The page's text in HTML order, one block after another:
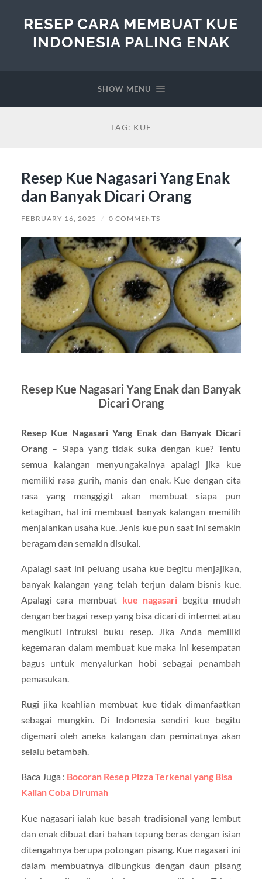
RESEP CARA MEMBUAT KUE
INDONESIA PALING ENAK
SHOW MENU
TAG: KUE
Resep Kue Nagasari Yang Enak
dan Banyak Dicari Orang
FEBRUARY 16, 2025 / 0 COMMENTS
Resep Kue Nagasari Yang Enak dan Banyak
Dicari Orang
Resep Kue Nagasari Yang Enak dan Banyak Dicari
Orang– Siapa yang tidak suka dengan kue? Tentu
semua kalangan menyungakainya apalagi jika kue
memiliki rasa gurih, manis dan enak. Kue dengan cita
rasa yang menggigit akan membuat siapa pun
ketagihan, hal ini membuat banyak kalangan memilih
menjalankan usaha kue. Jenis kue pun saat ini semakin
beragam dan semakin disukai.
Apalagi saat ini peluang usaha kue begitu menjajikan,
banyak kalangan yang telah terjun dalam bisnis kue.
Apalagi cara membuat kue nagasari begitu mudah
dengan berbagai resep yang bisa dicari di internet atau
mengikuti intruksi buku resep. Jika Anda memiliki
kegemaran dalam membuat kue maka ini kesempatan
bagus untuk menyalurkan hobi sebagai penambah
pemasukan.
Rugi jika keahlian membuat kue tidak dimanfaatkan
sebagai mungkin. Di Indonesia sendiri kue begitu
digemari oleh aneka kalangan dan peminatnya akan
selalu betambah.
Baca Juga : Bocoran Resep Pizza Terkenal yang Bisa
Kalian Coba Dirumah
Kue nagasari ialah kue basah tradisional yang lembut
dan enak dibuat dari bahan tepung beras dengan isian
ditengahnya berupa potongan pisang. Kue nagasari ini
dalam membuatnya dibungkus dengan daun pisang